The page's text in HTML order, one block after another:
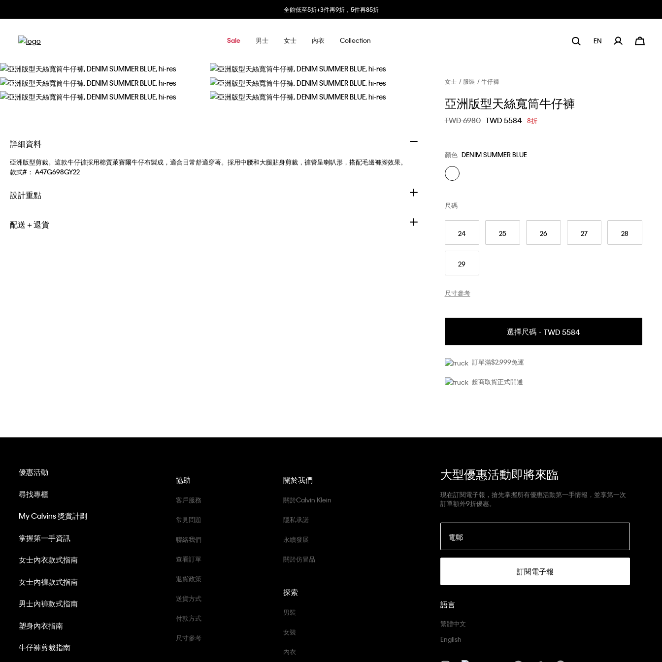
全館低至5折+3件再9折，5件再85折
Sale 男士 女士 內衣 Collection EN
詳細資料
亞洲版型剪裁。這款牛仔褲採用棉質萊賽爾牛仔布製成，適合日常舒適穿著。採用中腰和大腿貼身剪裁，褲管呈喇叭形，搭配毛邊褲腳效果。
款式#： A47G698GY22
設計重點
配送＋退貨
女士 服裝 牛仔褲
亞洲版型天絲寬筒牛仔褲
價格扣減從
TWD 6980至TWD 5584 8折
顏色 DENIM SUMMER BLUE
24 25 26 27 28
29
尺碼
尺寸參考
選擇尺碼 TWD 5584
訂單滿$2,999免運
超商取貨正式開通
大型優惠活動即將來臨
現在訂閱電子報，搶先掌握所有優惠活動第一手情報，並享第一次
訂單額外9折優惠。
電郵
訂閱電子報
語言
繁體中文
English
協助
客戶服務
常見問題
聯絡我們
查看訂單
退貨政策
送貨方式
付款方式
尺寸參考
優惠活動
尋找專櫃
My Calvins 獎賞計劃
掌握第一手資訊
女士內衣款式指南
女士內褲款式指南
男士內褲款式指南
塑身內衣指南
牛仔褲剪裁指南
探索
男裝
女裝
內衣
關於我們
關於Calvin Klein
隱私承諾
永續發展
關於仿冒品